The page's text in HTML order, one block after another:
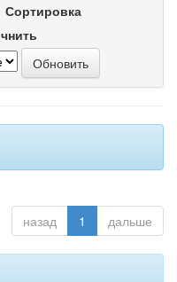
Сортировка
назад 1 дальше